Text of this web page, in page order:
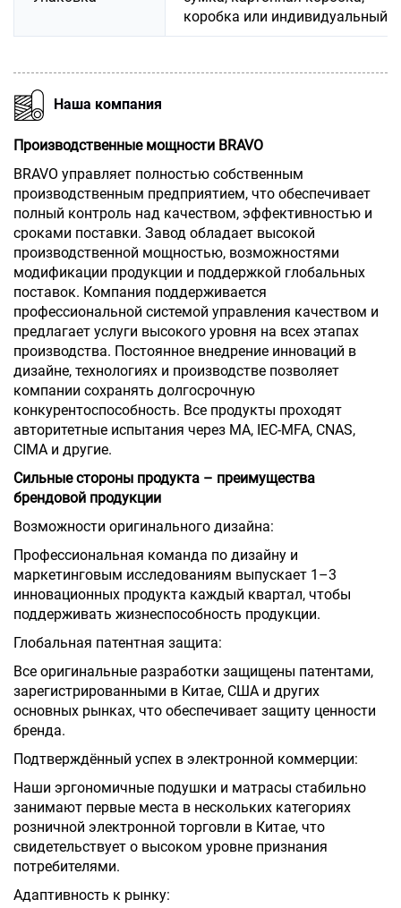
коробка или индивидуальный
Наша компания
Производственные мощности BRAVO
BRAVO управляет полностью собственным
производственным предприятием, что обеспечивает
полный контроль над качеством, эффективностью и
сроками поставки. Завод обладает высокой
производственной мощностью, возможностями
модификации продукции и поддержкой глобальных
поставок. Компания поддерживается
профессиональной системой управления качеством и
предлагает услуги высокого уровня на всех этапах
производства. Постоянное внедрение инноваций в
дизайне, технологиях и производстве позволяет
компании сохранять долгосрочную
конкурентоспособность. Все продукты проходят
авторитетные испытания через MA, IEC-MFA, CNAS,
CIMA и другие.
Сильные стороны продукта – преимущества
брендовой продукции
Возможности оригинального дизайна:
Профессиональная команда по дизайну и
маркетинговым исследованиям выпускает 1–3
инновационных продукта каждый квартал, чтобы
поддерживать жизнеспособность продукции.
Глобальная патентная защита:
Все оригинальные разработки защищены патентами,
зарегистрированными в Китае, США и других
основных рынках, что обеспечивает защиту ценности
бренда.
Подтверждённый успех в электронной коммерции:
Наши эргономичные подушки и матрасы стабильно
занимают первые места в нескольких категориях
розничной электронной торговли в Китае, что
свидетельствует о высоком уровне признания
потребителями.
Адаптивность к рынку: